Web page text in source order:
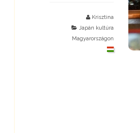
Krisztina
Japán kultúra
Magyarországon